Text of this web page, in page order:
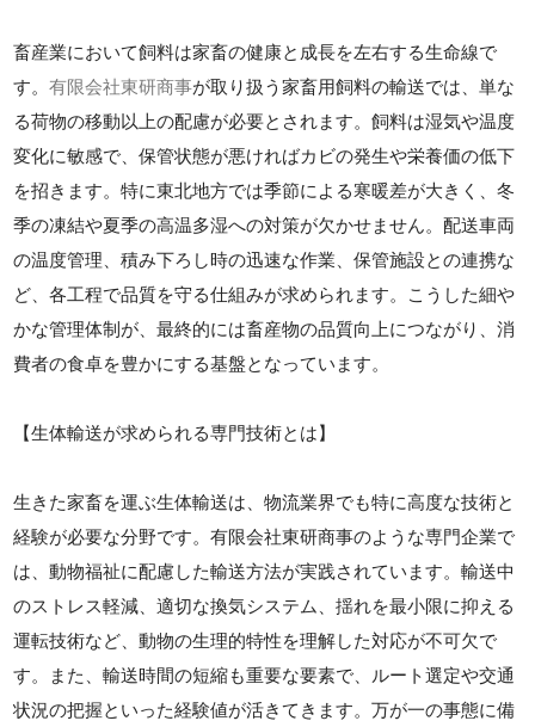
畜産業において飼料は家畜の健康と成長を左右する生命線で
す。有限会社東研商事が取り扱う家畜用飼料の輸送では、単な
る荷物の移動以上の配慮が必要とされます。飼料は湿気や温度
変化に敏感で、保管状態が悪ければカビの発生や栄養価の低下
を招きます。特に東北地方では季節による寒暖差が大きく、冬
季の凍結や夏季の高温多湿への対策が欠かせません。配送車両
の温度管理、積み下ろし時の迅速な作業、保管施設との連携な
ど、各工程で品質を守る仕組みが求められます。こうした細や
かな管理体制が、最終的には畜産物の品質向上につながり、消
費者の食卓を豊かにする基盤となっています。
【生体輸送が求められる専門技術とは】
生きた家畜を運ぶ生体輸送は、物流業界でも特に高度な技術と
経験が必要な分野です。有限会社東研商事のような専門企業で
は、動物福祉に配慮した輸送方法が実践されています。輸送中
のストレス軽減、適切な換気システム、揺れを最小限に抑える
運転技術など、動物の生理的特性を理解した対応が不可欠で
す。また、輸送時間の短縮も重要な要素で、ルート選定や交通
状況の把握といった経験値が活きてきます。万が一の事態に備